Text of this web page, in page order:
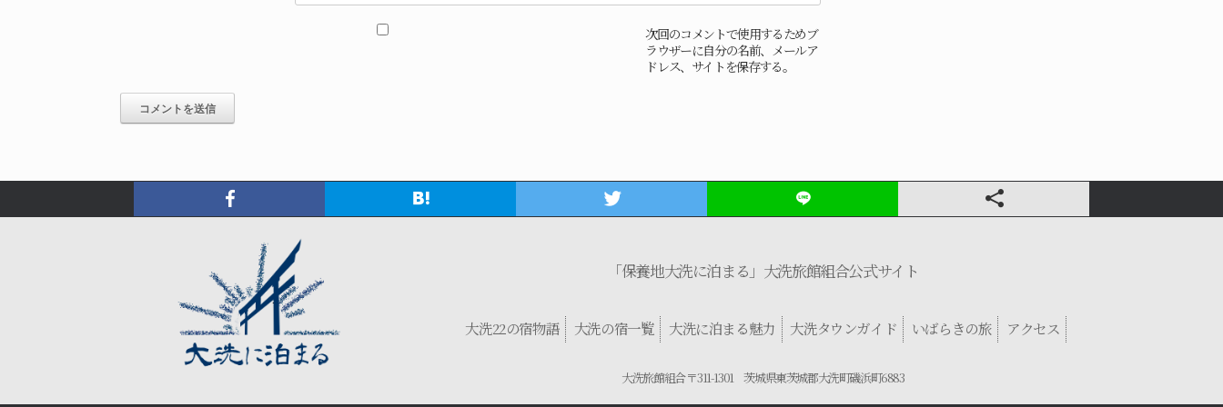
次回のコメントで使用するためブ
ラウザーに自分の名前、メールア
ドレス、サイトを保存する。
「保養地大洗に泊まる」大洗旅館組合公式サイト
大洗22の宿物語 大洗の宿一覧 大洗に泊まる魅力 大洗タウンガイド いばらきの旅 アクセス
大洗旅館組合 〒311-1301 茨城県東茨城郡大洗町磯浜町6883